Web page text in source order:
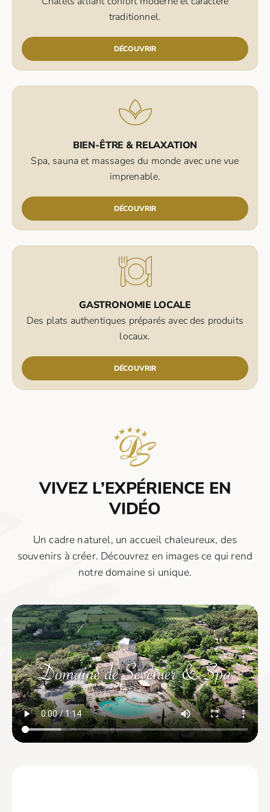
traditionnel.
DÉCOUVRIR
BIEN-ÊTRE & RELAXATION
Spa, sauna et massages du monde avec une vue
imprenable.
DÉCOUVRIR
GASTRONOMIE LOCALE
Des plats authentiques préparés avec des produits
locaux.
DÉCOUVRIR
VIVEZ L’EXPÉRIENCE EN
VIDÉO
Un cadre naturel, un accueil chaleureux, des
souvenirs à créer. Découvrez en images ce qui rend
notre domaine si unique.